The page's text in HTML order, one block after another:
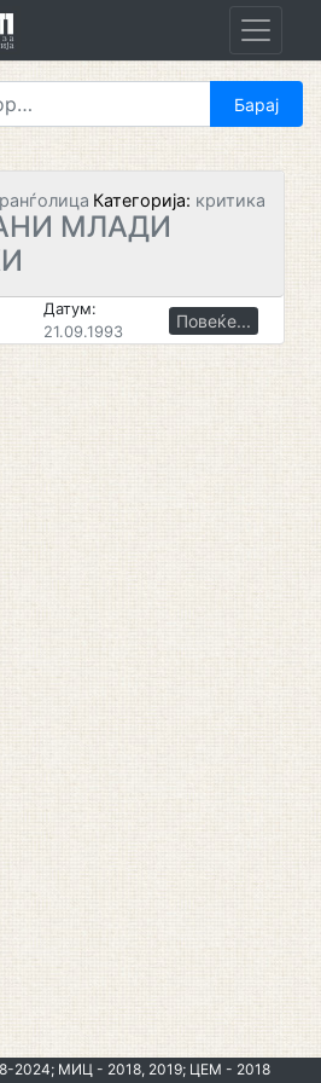
Категорија: критика
МЛАДИ
Датум:
21.09.1993
Повеќе...
2024; МИЦ - 2018, 2019; ЦЕМ - 2018